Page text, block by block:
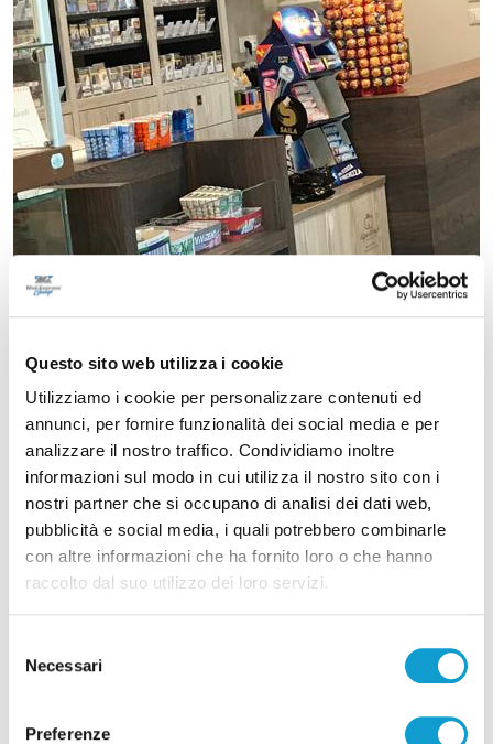
Questo sito web utilizza i cookie
Utilizziamo i cookie per personalizzare contenuti ed
annunci, per fornire funzionalità dei social media e per
analizzare il nostro traffico. Condividiamo inoltre
informazioni sul modo in cui utilizza il nostro sito con i
nostri partner che si occupano di analisi dei dati web,
pubblicità e social media, i quali potrebbero combinarle
con altre informazioni che ha fornito loro o che hanno
raccolto dal suo utilizzo dei loro servizi.
delNecessari
Preferenze